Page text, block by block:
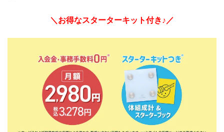
＼お得なスターターキット付き♪／